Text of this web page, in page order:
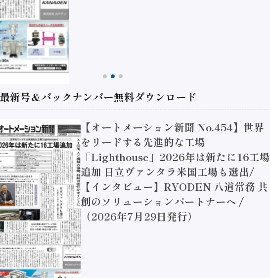
新号＆バックナンバー無料ダウンロード
【オートメーション新聞 No.454】世界
をリードする先進的な工場
「Lighthouse」2026年は新たに16工場
追加 日立ヴァンタラ米国工場も選出/
【インタビュー】RYODEN 八道常務 共
創のソリューションパートナーへ /
（2026年7月29日発行）